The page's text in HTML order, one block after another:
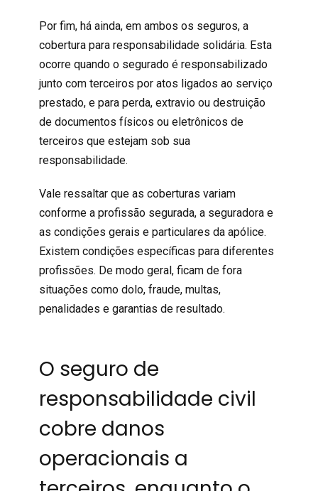
Por fim, há ainda, em ambos os seguros, a
cobertura para responsabilidade solidária. Esta
ocorre quando o segurado é responsabilizado
junto com terceiros por atos ligados ao serviço
prestado, e para perda, extravio ou destruição
de documentos físicos ou eletrônicos de
terceiros que estejam sob sua
responsabilidade.
Vale ressaltar que as coberturas variam
conforme a profissão segurada, a seguradora e
as condições gerais e particulares da apólice.
Existem condições específicas para diferentes
profissões. De modo geral, ficam de fora
situações como dolo, fraude, multas,
penalidades e garantias de resultado.
O seguro de
responsabilidade civil
cobre danos
operacionais a